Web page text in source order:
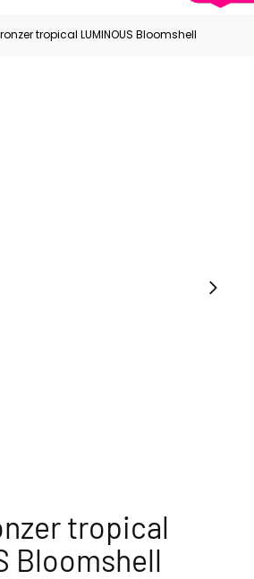
tropical LUMINOUS Bloomshell
tropical
Bloomshell